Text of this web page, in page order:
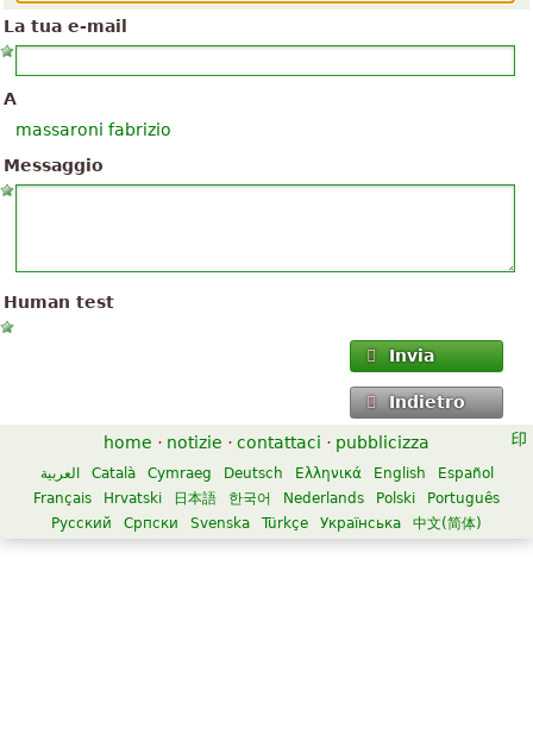
La tua e-mail
A
massaroni fabrizio
Messaggio
Human test
Invia
Indietro
home · notizie · contattaci · pubblicizza
العربية Català Cymraeg Deutsch Ελληνικά English
Español
Français
Hrvatski 日本語 한국어 Nederlands Polski
Português
Русский
Српски Svenska Türkçe Українська 中文(简体)